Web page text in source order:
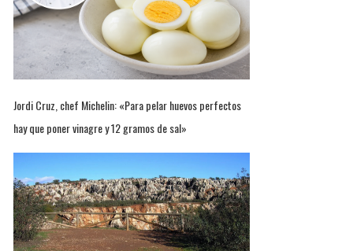
Jordi Cruz, chef Michelin: «Para pelar huevos perfectos
hay que poner vinagre y 12 gramos de sal»